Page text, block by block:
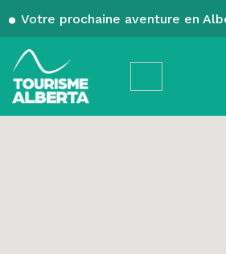
Votre prochaine aventure en